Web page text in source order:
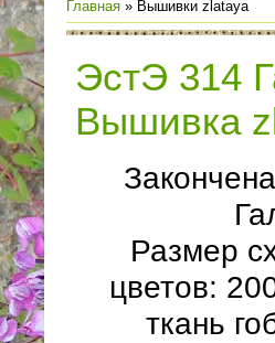
Главная » Вышивки zlataya
ЭстЭ 314
Вышивка
Размер
цветов:
ткань